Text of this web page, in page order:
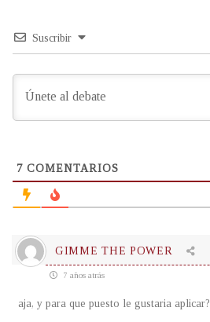
Suscribir
7 COMENTARIOS
GIMME THE POWER
7 años atrás
aja, y para que puesto le gustaria aplicar?